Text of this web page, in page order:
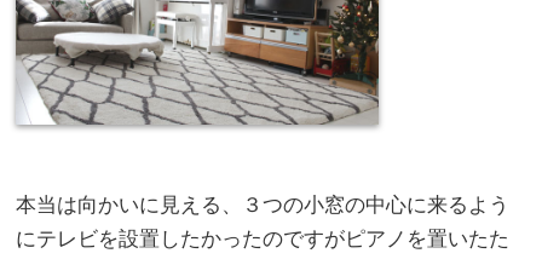
本当は向かいに見える、３つの小窓の中心に来るよう
にテレビを設置したかったのですがピアノを置いたた